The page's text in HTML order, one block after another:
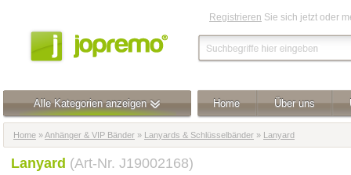
Registrieren Sie sich jetzt oder
Alle Kategorien anzeigen Home Über uns
Home »Anhänger & VIP Bänder » Lanyards & Schlüsselbänder » Lanyard
Lanyard (Art-Nr. J19002168)